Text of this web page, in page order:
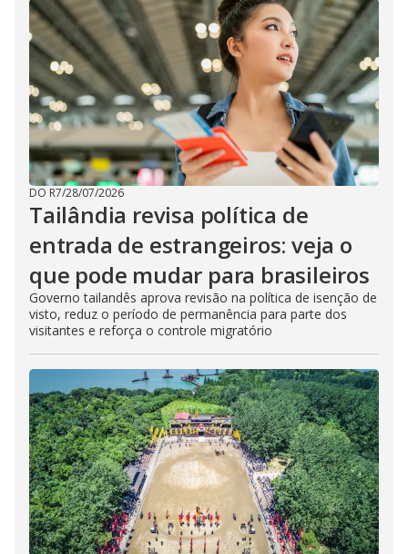
DO R7/28/07/2026
Tailândia revisa política de
entrada de estrangeiros: veja o
que pode mudar para brasileiros
Governo tailandês aprova revisão na política de isenção de
visto, reduz o período de permanência para parte dos
visitantes e reforça o controle migratório